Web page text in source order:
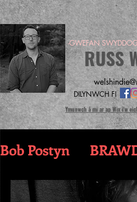
-GWEFAN
RUSS
DILYNWCH FI
Ymunwch â mi ar ap Wix i'w
Bob Postyn